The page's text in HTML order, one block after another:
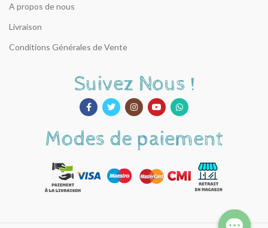
A propos de nous
Livraison
Conditions Générales de Vente